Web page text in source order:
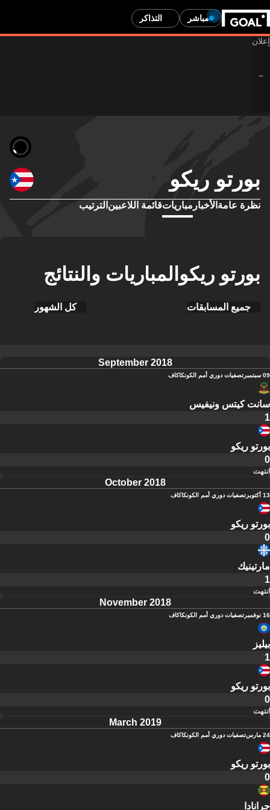
مباشر التذاكر
بورتو ريكو
نظرة عامة الأخبار مبارياتقائمة اللاعبين الترتيب
بورتو ريكوالمباريات والنتائج
جميع المسابقات كل الشهور
September 2018
09 سبتمبر تصفيات دوري أمم الكونكاكاف
سانت كيتس ونيفيس
1
بورتو ريكو
0
انتهت
October 2018
13 أكتوبر تصفيات دوري أمم الكونكاكاف
بورتو ريكو
0
مارتينيك
1
انتهت
November 2018
16 نوفمبر تصفيات دوري أمم الكونكاكاف
بيليز
1
بورتو ريكو
0
انتهت
March 2019
24 مارس تصفيات دوري أمم الكونكاكاف
بورتو ريكو
0
جرانادا